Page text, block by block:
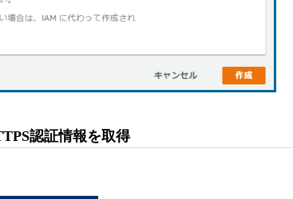
認証情報を取得